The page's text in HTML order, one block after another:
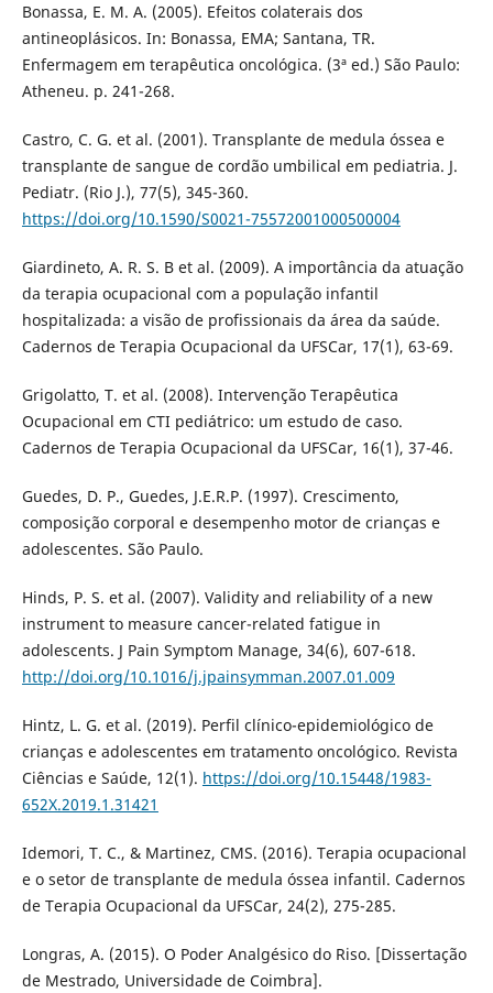
Bonassa, E. M. A. (2005). Efeitos colaterais dos
antineoplásicos. In: Bonassa, EMA; Santana, TR.
Enfermagem em terapêutica oncológica. (3ª ed.) São Paulo:
Atheneu. p. 241-268.
Castro, C. G. et al. (2001). Transplante de medula óssea e
transplante de sangue de cordão umbilical em pediatria. J.
Pediatr. (Rio J.), 77(5), 345-360.
https://doi.org/10.1590/S0021-75572001000500004
Giardineto, A. R. S. B et al. (2009). A importância da atuação
da terapia ocupacional com a população infantil
hospitalizada: a visão de profissionais da área da saúde.
Cadernos de Terapia Ocupacional da UFSCar, 17(1), 63-69.
Grigolatto, T. et al. (2008). Intervenção Terapêutica
Ocupacional em CTI pediátrico: um estudo de caso.
Cadernos de Terapia Ocupacional da UFSCar, 16(1), 37-46.
Guedes, D. P., Guedes, J.E.R.P. (1997). Crescimento,
composição corporal e desempenho motor de crianças e
adolescentes. São Paulo.
Hinds, P. S. et al. (2007). Validity and reliability of a new
instrument to measure cancer-related fatigue in
adolescents. J Pain Symptom Manage, 34(6), 607-618.
http://doi.org/10.1016/j.jpainsymman.2007.01.009
Hintz, L. G. et al. (2019). Perfil clínico-epidemiológico de
crianças e adolescentes em tratamento oncológico. Revista
Ciências e Saúde, 12(1). https://doi.org/10.15448/1983-
652X.2019.1.31421
Idemori, T. C., & Martinez, CMS. (2016). Terapia ocupacional
e o setor de transplante de medula óssea infantil. Cadernos
de Terapia Ocupacional da UFSCar, 24(2), 275-285.
Longras, A. (2015). O Poder Analgésico do Riso. [Dissertação
de Mestrado, Universidade de Coimbra].